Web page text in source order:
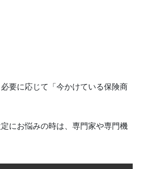
要に応じて「今かけている保険商
にお悩みの時は、専門家や専門機